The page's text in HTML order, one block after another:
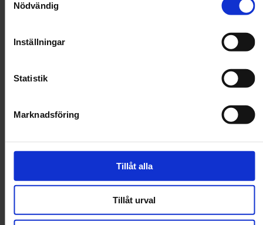
Nödvändig
Inställningar
Statistik
Marknadsföring
Tillåt alla
Tillåt urval
kvantiteten
PLAN
Sterilised
PLUS Rik
på kalkon
för
PRO
PLAN
PLUS
på
Framtaget för steriliserade/kastrerade katter för att
Fågelprotein Vegoprotein
Produktbeskrivning
och veterinärer med hjälp av de senaste vetenskapliga
rönen utvecklat vår mest avancerade och effektiva
kombination av näringsämnen för ditt husdjur.